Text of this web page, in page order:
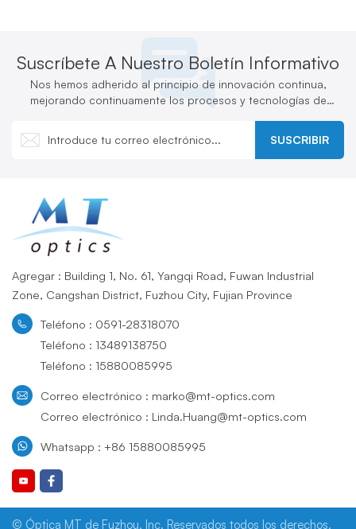
Suscríbete A Nuestro Boletín Informativo
Nos hemos adherido al principio de innovación continua,
mejorando continuamente los procesos y tecnologías de
SUSCRIBIR
Agregar : Building 1, No. 61, Yangqi Road, Fuwan Industrial
Zone, Cangshan District, Fuzhou City, Fujian Province
Teléfono : 0591-28318070
Teléfono : 13489138750
Teléfono : 15880085995
Correo electrónico : marko@mt-optics.com
Correo electrónico : Linda.Huang@mt-optics.com
Whatsapp : +86 15880085995
© Óptica MT de Fuzhou, Inc. Reservados todos los derechos.